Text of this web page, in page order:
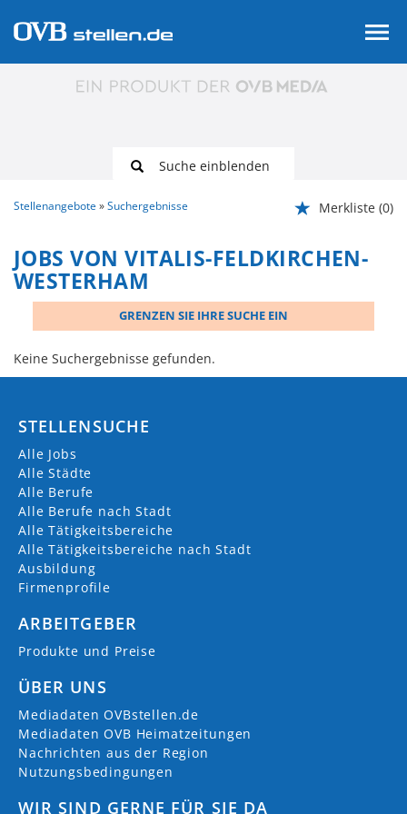
Suche einblenden
Stellenangebote Suchergebnisse Merkliste (0)
JOBS VON VITALIS-FELDKIRCHEN-
WESTERHAM
GRENZEN SIE IHRE SUCHE EIN
Keine Suchergebnisse gefunden.
STELLENSUCHE
Alle Jobs
Alle Städte
Alle Berufe
Alle Berufe nach Stadt
Alle Tätigkeitsbereiche
Alle Tätigkeitsbereiche nach Stadt
Ausbildung
Firmenprofile
ARBEITGEBER
Produkte und Preise
ÜBER UNS
Mediadaten OVBstellen.de
Mediadaten OVB Heimatzeitungen
Nachrichten aus der Region
Nutzungsbedingungen
WIR SIND GERNE FÜR SIE DA